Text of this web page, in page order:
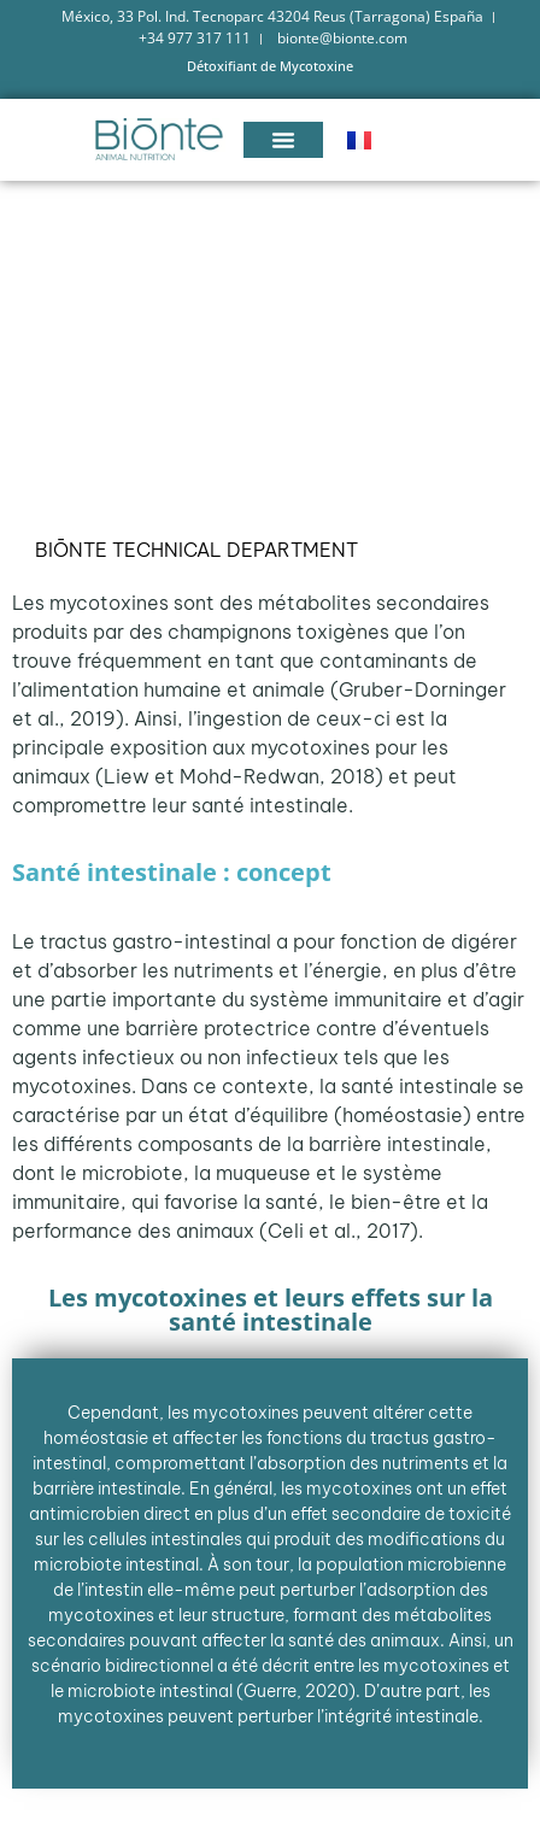
México, 33 Pol. Ind. Tecnoparc 43204 Reus (Tarragona) España
+34 977 317 111
bionte@bionte.com
Détoxifiant de Mycotoxine
BIŌNTE TECHNICAL DEPARTMENT
Les mycotoxines sont des métabolites secondaires
produits par des champignons toxigènes que l’on
trouve fréquemment en tant que contaminants de
l’alimentation humaine et animale (Gruber-Dorninger
et al., 2019). Ainsi, l’ingestion de ceux-ci est la
principale exposition aux mycotoxines pour les
animaux (Liew et Mohd-Redwan, 2018) et peut
compromettre leur santé intestinale.
Santé intestinale : concept
Le tractus gastro-intestinal a pour fonction de digérer
et d’absorber les nutriments et l’énergie, en plus d’être
une partie importante du système immunitaire et d’agir
comme une barrière protectrice contre d’éventuels
agents infectieux ou non infectieux tels que les
mycotoxines. Dans ce contexte, la santé intestinale se
caractérise par un état d’équilibre (homéostasie) entre
les différents composants de la barrière intestinale,
dont le microbiote, la muqueuse et le système
immunitaire, qui favorise la santé, le bien-être et la
performance des animaux (Celi et al., 2017).
Les mycotoxines et leurs effets sur la
santé intestinale
Cependant, les mycotoxines peuvent altérer cette
homéostasie et affecter les fonctions du tractus gastro-
intestinal, compromettant l’absorption des nutriments et la
barrière intestinale. En général, les mycotoxines ont un effet
antimicrobien direct en plus d’un effet secondaire de toxicité
sur les cellules intestinales qui produit des modifications du
microbiote intestinal. À son tour, la population microbienne
de l’intestin elle-même peut perturber l’adsorption des
mycotoxines et leur structure, formant des métabolites
secondaires pouvant affecter la santé des animaux. Ainsi, un
scénario bidirectionnel a été décrit entre les mycotoxines et
le microbiote intestinal (Guerre, 2020). D’autre part, les
mycotoxines peuvent perturber l’intégrité intestinale.